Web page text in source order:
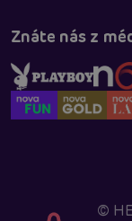
Znáte nás z
©